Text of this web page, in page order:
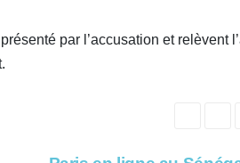
par l’accusation et relèvent